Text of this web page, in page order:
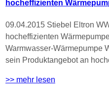
hocheffizienten
09.04.2015 Stiebel Eltron
hocheffizienten
Warmwasser-Wärmepumpe
sein Produktangebot an
>> mehr lesen